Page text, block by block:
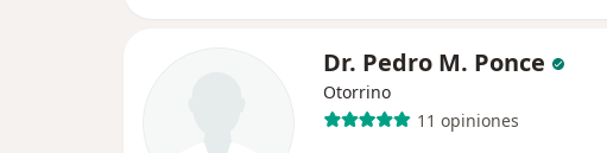
Dr. Pedro M. Ponce
Otorrino
11 opiniones